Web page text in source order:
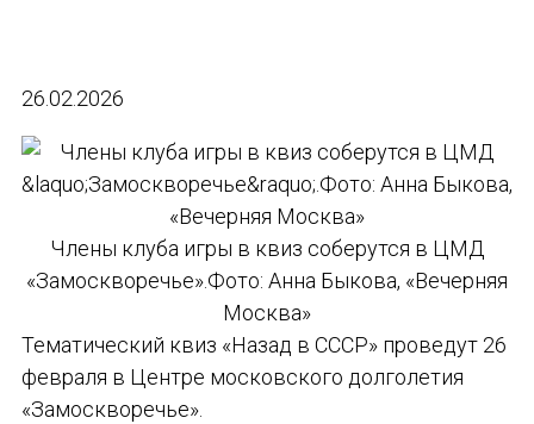
26.02.2026
Члены клуба игры в квиз соберутся в ЦМД
«Замоскворечье».Фото: Анна Быкова, «Вечерняя
Москва»
Тематический квиз «Назад в СССР» проведут 26
февраля в Центре московского долголетия
«Замоскворечье».